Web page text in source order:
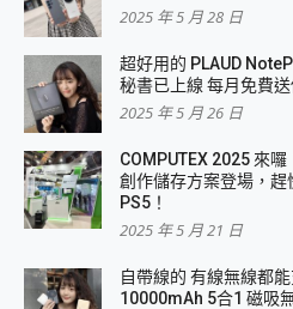
2025 年 5 月 28 日
超好用的 PLAUD
秘書已上線 每月免費
2025 年 5 月 26 日
COMPUTEX 2025 來
創作儲存方案登場，
PS5！
2025 年 5 月 21 日
自帶線的 有線無線都
10000mAh 5合1 磁吸